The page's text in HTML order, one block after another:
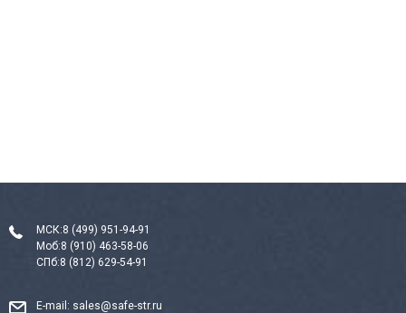
МСК:8 (499) 951-94-91
Моб:8 (910) 463-58-06
СПб:8 (812) 629-54-91
E-mail: sales@safe-str.ru